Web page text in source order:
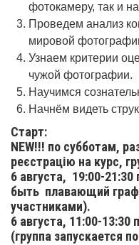
фотокамеру, так и
Проведем анализ
мировой
Узнаем критерии
чужой фотографии.
Научимся
Начнём видеть
Старт:
NEW!!! по субботам,
реєстрацію на курс,
6 августа, 19:00-
быть плавающий
участниками).
6 августа, 11:00-13:30
(группа запускается